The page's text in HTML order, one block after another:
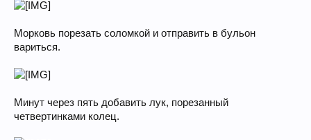
Морковь порезать соломкой и отправить в бульон
вариться.
Минут через пять добавить лук, порезанный
четвертинками колец.